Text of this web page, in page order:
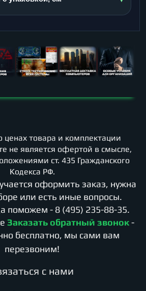
товара и комплектации
не является офертой в смысле,
ст. 435 Гражданского
Кодекса РФ.
оформить заказ, нужна
или есть иные вопросы.
поможем - 8 (495) 235-88-35.
Заказать обратный звонок -
бесплатно, мы сами вам
перезвоним!
с нами